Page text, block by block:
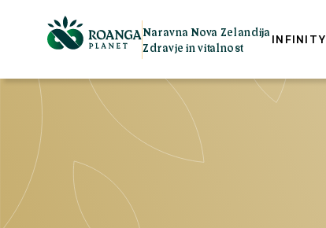
Naravna Nova Zelandija
Zdravje in vitalnost
INFINITY